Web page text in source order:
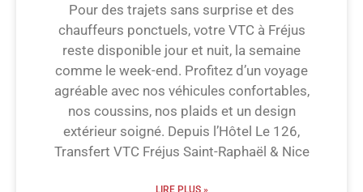
Pour des trajets sans surprise et des
chauffeurs ponctuels, votre VTC à Fréjus
reste disponible jour et nuit, la semaine
comme le week-end. Profitez d’un voyage
agréable avec nos véhicules confortables,
nos coussins, nos plaids et un design
extérieur soigné. Depuis l’Hôtel Le 126,
Transfert VTC Fréjus Saint-Raphaël & Nice
LIRE PLUS »